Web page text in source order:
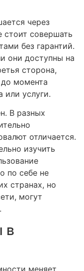
через
стоит совершать
без гарантий.
они доступны на
сторона,
момента
или услуги.
В разных
отличается.
изучить
по себе не
странах, но
могут
в
меняет